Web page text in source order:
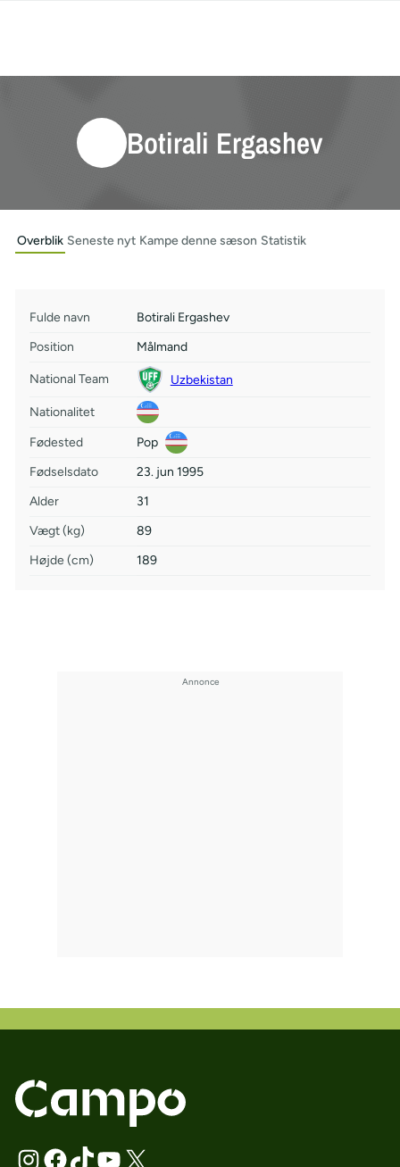
Botirali Ergashev
Overblik Seneste nyt Kampe denne sæson Statistik
Fulde navn
Botirali Ergashev
Position
Målmand
National Team Uzbekistan
Nationalitet
Fødested
Pop
Fødselsdato
23. jun 1995
Alder
31
Vægt (kg)
89
Højde (cm)
189